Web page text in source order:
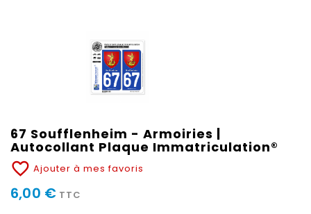
67 Soufflenheim - Armoiries |
Autocollant Plaque Immatriculation®
favorite_border Ajouter à mes favoris
6,00 € TTC